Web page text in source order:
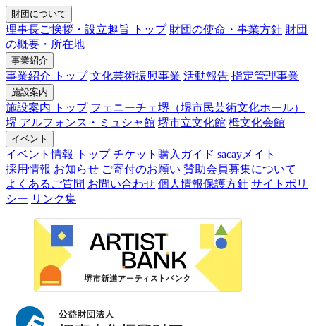
財団について
理事長ご挨拶・設立趣旨 トップ 財団の使命・事業方針 財団
の概要・所在地
事業紹介
事業紹介 トップ 文化芸術振興事業 活動報告 指定管理事業
施設案内
施設案内 トップ フェニーチェ堺（堺市民芸術文化ホール）
堺 アルフォンス・ミュシャ館 堺市立文化館 栂文化会館
イベント
イベント情報 トップ チケット購入ガイド sacayメイト
採用情報 お知らせ ご寄付のお願い 賛助会員募集について
よくあるご質問 お問い合わせ 個人情報保護方針 サイトポリ
シー リンク集